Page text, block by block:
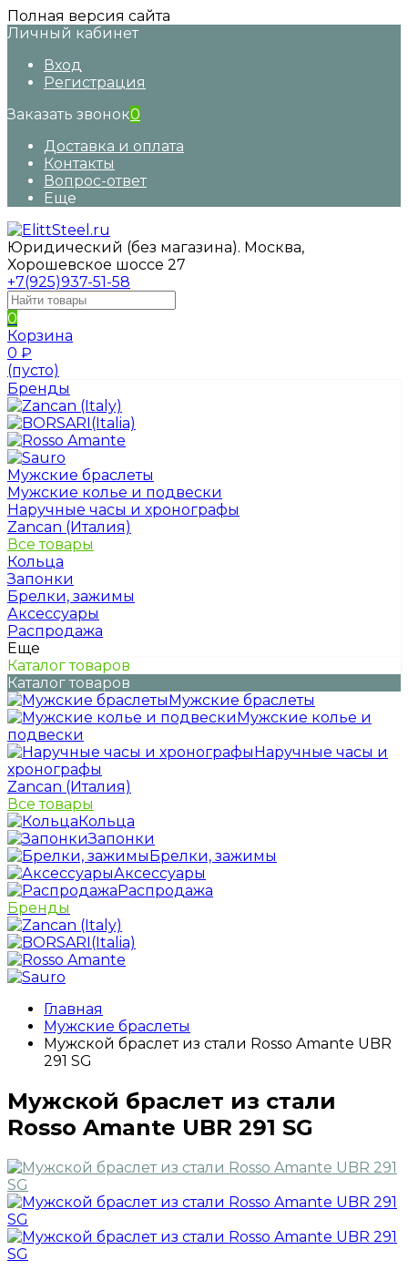
Полная версия сайта
Личный кабинет
Вход
Регистрация
Заказать звонок0
Доставка и оплата
Контакты
Вопрос-ответ
Еще
Юридический (без магазина). Москва,
Хорошевское шоссе 27
+7(925)937-51-58
0
Корзина
0 ₽
(пусто)
Бренды
Мужские браслеты
Мужские колье и подвески
Наручные часы и хронографы
Zancan (Италия)
Все товары
Кольца
Запонки
Брелки, зажимы
Аксессуары
Распродажа
Еще
Каталог товаров
Каталог товаров
Мужские браслеты
Мужские колье и
подвески
Наручные часы и
хронографы
Zancan (Италия)
Все товары
Кольца
Запонки
Брелки, зажимы
Аксессуары
Распродажа
Бренды
Главная
Мужские браслеты
Мужской браслет из стали Rosso Amante UBR
291 SG
Мужской браслет из стали
Rosso Amante UBR 291 SG